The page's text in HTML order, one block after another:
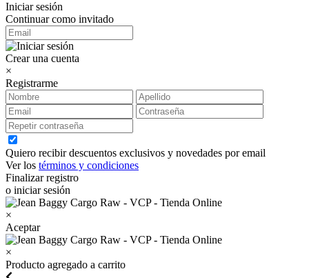
Iniciar sesión
Continuar como invitado
Crear una cuenta
×
Registrarme
Quiero recibir descuentos exclusivos y novedades por email
Ver los términos y condiciones
Finalizar registro
o iniciar sesión
×
Aceptar
×
Producto agregado a carrito